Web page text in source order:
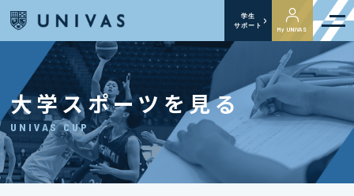
学生
サポート
My UNIVAS
大学スポーツを見る
UNIVAS CUP